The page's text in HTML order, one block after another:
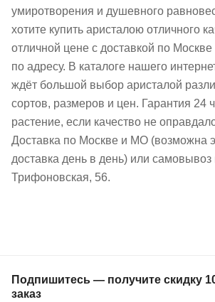
умиротворения и душевного
хотите купить аристалою отличного
отличной цене с доставкой по
по адресу. В каталоге нашего
ждёт большой выбор аристалой
сортов, размеров и цен. Гарантия 24
растение, если качество не
Доставка по Москве и МО (возможна
доставка день в день) или самовывоз
Трифоновская, 56.
Подпишитесь — получите скидку
заказ